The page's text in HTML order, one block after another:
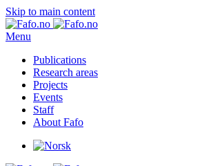
Skip to main content
Menu
Publications
Research areas
Projects
Events
Staff
About Fafo